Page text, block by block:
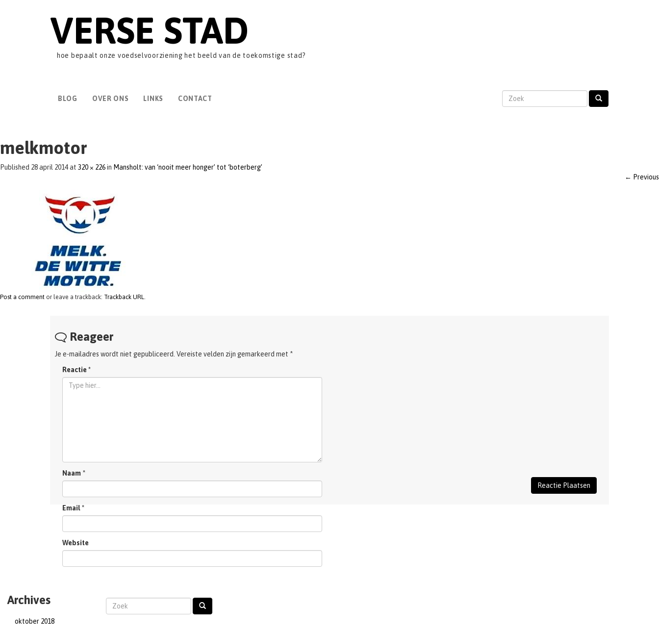
VERSE STAD
hoe bepaalt onze voedselvoorziening het beeld van de toekomstige stad?
BLOG OVER ONS LINKS CONTACT
melkmotor
Published 28 april 2014at 320 × 226in Mansholt: van ‘nooit meer honger’ tot ‘boterberg’
← Previous
Post a comment or leave a trackback: Trackback URL.
Reageer
Je e-mailadres wordt niet gepubliceerd. Vereiste velden zijn gemarkeerd met *
Reactie *
Naam *
Email *
Website
Archives
oktober 2018